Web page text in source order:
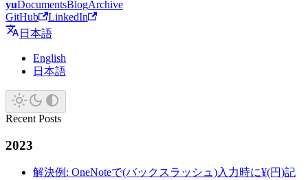
yuDocumentsBlogArchive
GitHub
LinkedIn
日本語
English
日本語
Recent Posts
2023
解決例: OneNoteで(バックスラッシュ)入力時に¥(円)記